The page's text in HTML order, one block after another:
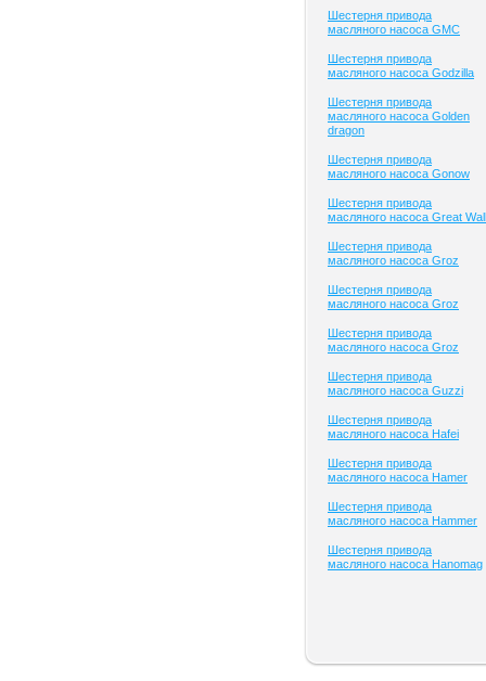
Шестерня привода
масляного насоса GMC
Шестерня привода
масляного насоса Godzilla
Шестерня привода
масляного насоса Golden
dragon
Шестерня привода
масляного насоса Gonow
Шестерня привода
масляного насоса Great Wall
Шестерня привода
масляного насоса Groz
Шестерня привода
масляного насоса Groz
Шестерня привода
масляного насоса Groz
Шестерня привода
масляного насоса Guzzi
Шестерня привода
масляного насоса Hafei
Шестерня привода
масляного насоса Hamer
Шестерня привода
масляного насоса Hammer
Шестерня привода
масляного насоса Hanomag